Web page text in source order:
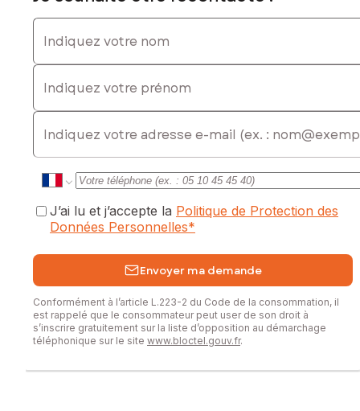
Indiquez votre nom
Indiquez votre prénom
E-mail
J’ai lu et j’accepte la Politique de Protection des
Données Personnelles*
Envoyer ma demande
Conformément à l’article L.223-2 du Code de la consommation, il
est rappelé que le consommateur peut user de son droit à
s’inscrire gratuitement sur la liste d’opposition au démarchage
téléphonique sur le site www.bloctel.gouv.fr.